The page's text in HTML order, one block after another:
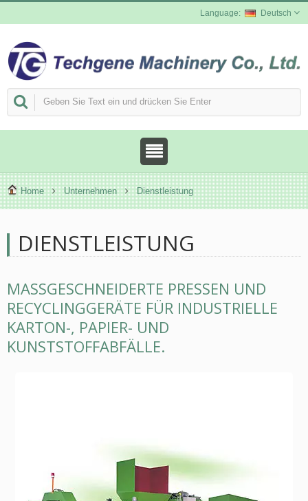
Deutsch
Home Unternehmen Dienstleistung
DIENSTLEISTUNG
MASSGESCHNEIDERTE PRESSEN UND R
ECYCLINGGERÄTE FÜR INDUSTRIELLE K
ARTON-, PAPIER- UND K
UNSTSTOFFABFÄLLE.